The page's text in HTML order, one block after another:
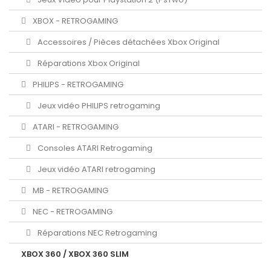
XBOX - RETROGAMING
Accessoires / Pièces détachées Xbox Original
Réparations Xbox Original
PHILIPS - RETROGAMING
Jeux vidéo PHILIPS retrogaming
ATARI - RETROGAMING
Consoles ATARI Retrogaming
Jeux vidéo ATARI retrogaming
MB - RETROGAMING
NEC - RETROGAMING
Réparations NEC Retrogaming
XBOX 360 / XBOX 360 SLIM